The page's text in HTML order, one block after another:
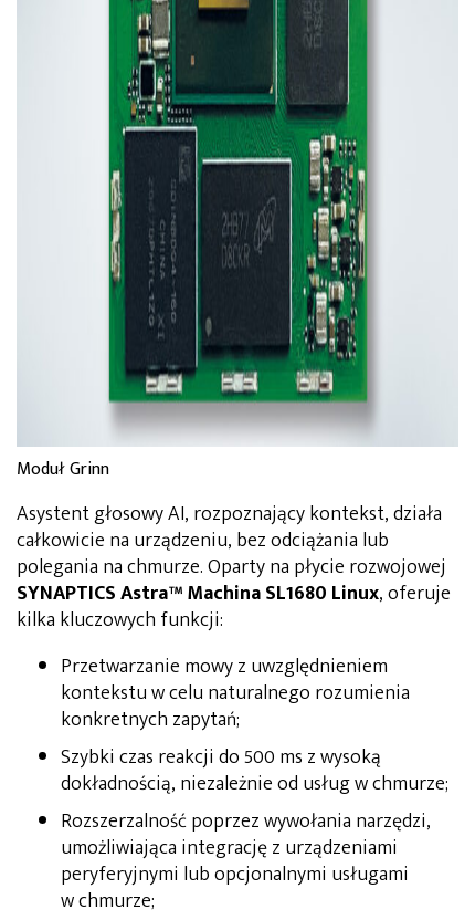
Moduł Grinn
Asystent głosowy AI, rozpoznający kontekst, działa
całkowicie na urządzeniu, bez odciążania lub
polegania na chmurze. Oparty na płycie rozwojowej
SYNAPTICS Astra™ Machina SL1680 Linux, oferuje
kilka kluczowych funkcji:
Przetwarzanie mowy z uwzględnieniem
kontekstu w celu naturalnego rozumienia
konkretnych zapytań;
Szybki czas reakcji do 500 ms z wysoką
dokładnością, niezależnie od usług w chmurze;
Rozszerzalność poprzez wywołania narzędzi,
umożliwiająca integrację z urządzeniami
peryferyjnymi lub opcjonalnymi usługami
w chmurze;